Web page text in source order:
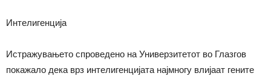
Интелигенција
Истражувањето спроведено на Универзитетот во Глазгов
покажало дека врз интелигенцијата најмногу влијаат гените